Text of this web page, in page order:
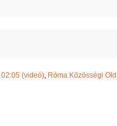
02:05 (videó), Róma Közösségi